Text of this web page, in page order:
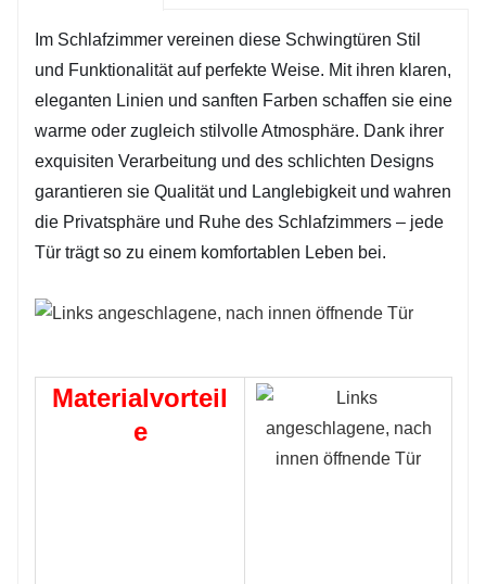
öffnen und schließen.
4. Durch die Öffnungsmethode wird kein
zusätzlicher Platz benötigt, wodurch die
räumliche Anordnung übersichtlicher und
transparenter wirkt.
Im Schlafzimmer vereinen diese Schwingtüren Stil
und Funktionalität auf perfekte Weise. Mit ihren klaren,
eleganten Linien und sanften Farben schaffen sie eine
warme oder zugleich stilvolle Atmosphäre. Dank ihrer
exquisiten Verarbeitung und des schlichten Designs
garantieren sie Qualität und Langlebigkeit und wahren
die Privatsphäre und Ruhe des Schlafzimmers – jede
Tür trägt so zu einem komfortablen Leben bei.
Materialvorteil
e